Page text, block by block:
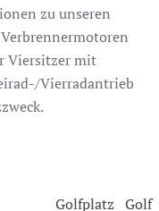
zu unseren
Viersitzer mit
Vierradantrieb
Golfplatz Golf